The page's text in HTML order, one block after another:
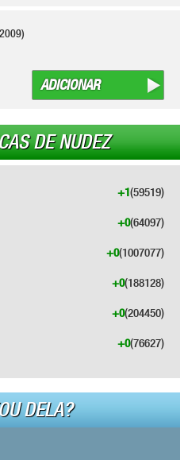
ADICIONAR
DE NUDEZ
(59519)
+1
(64097)
+0
(1007077)
+0
(188128)
+0
(204450)
+0
(76627)
+0
DELA?